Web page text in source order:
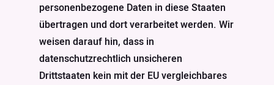
personenbezogene Daten in diese Staaten
übertragen und dort verarbeitet werden. Wir
weisen darauf hin, dass in
datenschutzrechtlich unsicheren
Drittstaaten kein mit der EU vergleichbares